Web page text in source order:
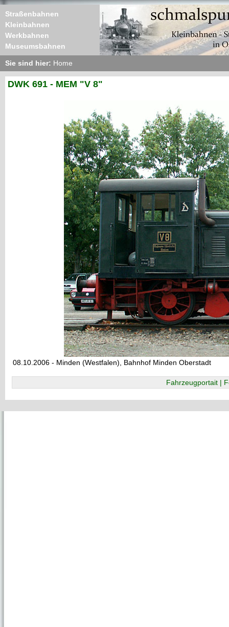
Straßenbahnen
Kleinbahnen
Werkbahnen
Museumsbahnen
Sie sind hier: Home
DWK 691 - MEM "V 8"
08.10.2006 - Minden (Westfalen), Bahnhof Minden Oberstadt
Fahrzeugportait |